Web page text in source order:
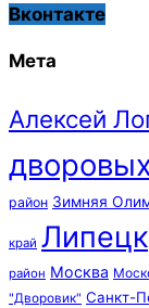
Вконтакте
Мета
Алексей
район Зимняя
край Липецк
район Москва
"Дворовик" Санкт-